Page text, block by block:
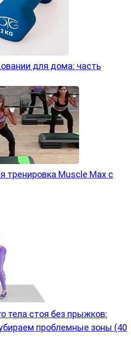
для дома: часть
тренировка Muscle Max с
тела стоя без прыжков:
проблемные зоны (40